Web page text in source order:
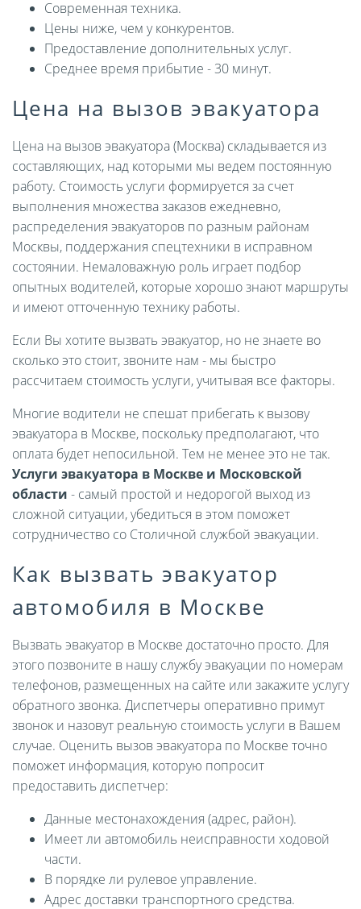
Современная техника.
Цены ниже, чем у конкурентов.
Предоставление дополнительных услуг.
Среднее время прибытие - 30 минут.
Цена на вызов эвакуатора
Цена на вызов эвакуатора (Москва) складывается из
составляющих, над которыми мы ведем постоянную
работу. Стоимость услуги формируется за счет
выполнения множества заказов ежедневно,
распределения эвакуаторов по разным районам
Москвы, поддержания спецтехники в исправном
состоянии. Немаловажную роль играет подбор
опытных водителей, которые хорошо знают маршруты
и имеют отточенную технику работы.
Если Вы хотите вызвать эвакуатор, но не знаете во
сколько это стоит, звоните нам - мы быстро
рассчитаем стоимость услуги, учитывая все факторы.
Многие водители не спешат прибегать к вызову
эвакуатора в Москве, поскольку предполагают, что
оплата будет непосильной. Тем не менее это не так.
Услуги эвакуатора в Москве и Московской
области - самый простой и недорогой выход из
сложной ситуации, убедиться в этом поможет
сотрудничество со Столичной службой эвакуации.
Как вызвать эвакуатор
автомобиля в Москве
Вызвать эвакуатор в Москве достаточно просто. Для
этого позвоните в нашу службу эвакуации по номерам
телефонов, размещенных на сайте или закажите услугу
обратного звонка. Диспетчеры оперативно примут
звонок и назовут реальную стоимость услуги в Вашем
случае. Оценить вызов эвакуатора по Москве точно
поможет информация, которую попросит
предоставить диспетчер:
Данные местонахождения (адрес, район).
Имеет ли автомобиль неисправности ходовой
части.
В порядке ли рулевое управление.
Адрес доставки транспортного средства.